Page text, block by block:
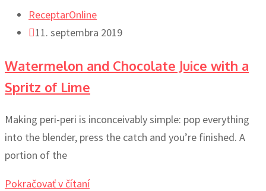
ReceptarOnline
11. septembra 2019
Watermelon and Chocolate Juice with a
Spritz of Lime
Making peri-peri is inconceivably simple: pop everything
into the blender, press the catch and you’re finished. A
portion of the
Pokračovať v čítaní